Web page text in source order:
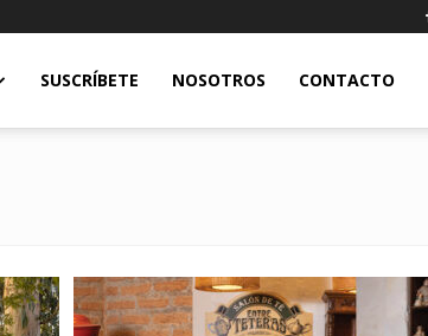
SUSCRÍBETE NOSOTROS CONTACTO